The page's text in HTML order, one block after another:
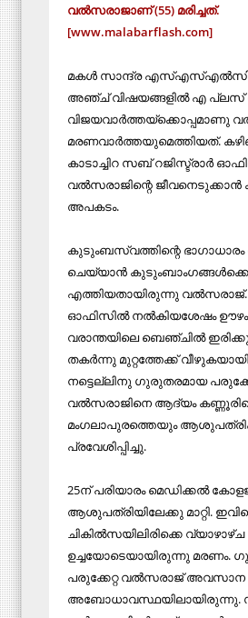
വൽസരാജാണ് (55) മരിച്ചത്.
[www.malabarflash.com]
മകൾ സാന്ദ്ര എസ്എസ്എൽസി
അഞ്ച് വിഷയങ്ങളിൽ എ പ്ലസ്
വിജയവാർത്തയ്ക്കൊപ്പമാണു
മരണവാർത്തയുമെത്തിയത്.
കാടാച്ചിറ സബ് റജിസ്ട്രാർ
വൽസരാജിന്റെ
അപകടം.
കുടുംബസ്വത്തിന്റെ ഭാഗാധാരം
ചെയ്യാൻ
എത്തിയതായിരുന്നു
ഓഫിസിൽ നൽകിയശേഷം
വരാന്തയിലെ ബെഞ്ചിൽ
തകർന്നു മുറ്റത്തേക്ക്
നട്ടെല്ലിനു ഗുരുതരമായ
വൽസരാജിനെ ആദ്യം
മംഗലാപുരത്തെയും
പ്രവേശിപ്പിച്ചു.
25ന് പരിയാരം മെഡിക്കൽ
ആശുപത്രിയിലേക്കു മാറ്റി.
ചികിൽസയിലിരിക്കെ വ്യാഴാഴ്ച
ഉച്ചയോടെയായിരുന്നു മരണം.
പരുക്കേറ്റ വൽസരാജ് അവസാന
അബോധാവസ്ഥയിലായിരുന്നു.